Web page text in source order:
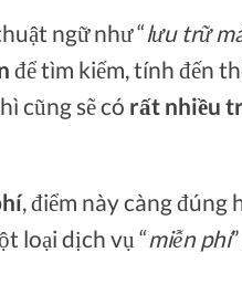
ngữ như “lưu trữ
để tìm kiếm, tính đến
cũng sẽ có rất nhiều
, điểm này càng đúng
loại dịch vụ “miễn phí